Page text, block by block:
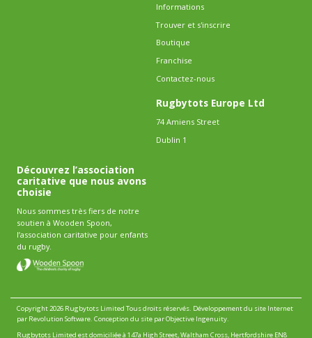
Informations
Trouver et s'inscrire
Boutique
Franchise
Contactez-nous
Rugbytots Europe Ltd
74 Amiens Street
Dublin 1
Découvrez l’association
caritative que nous avons
choisie
Nous sommes très fiers de notre
soutien à Wooden Spoon,
l’association caritative pour enfants
du rugby.
Copyright 2026 Rugbytots Limited Tous droits réservés. Développement du site Internet
par Revolution Software.Conception du site par Objective Ingenuity.
Rugbytots Limited est domiciliée à 147a High Street, Waltham Cross, Hertfordshire EN8